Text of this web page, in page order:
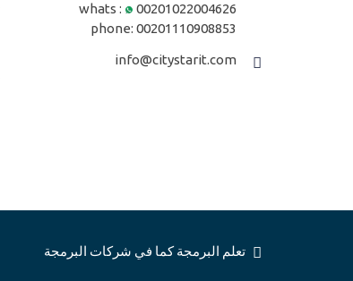
whats :
00201022004626
phone: 00201110908853
info@citystarit.com
تعلم البرمجة كما في شركات البرمجة